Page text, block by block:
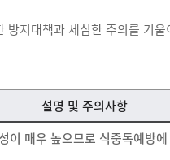
지대책과 세심한 주의를 기
설명 및 주의사항
이 매우 높으므로 식중독예방